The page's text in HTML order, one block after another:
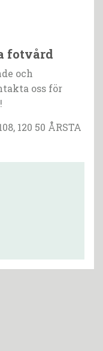
fotvård
och
oss för
120 50 ÅRSTA